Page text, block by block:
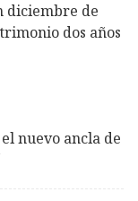
diciembre de
dos años
nuevo ancla de